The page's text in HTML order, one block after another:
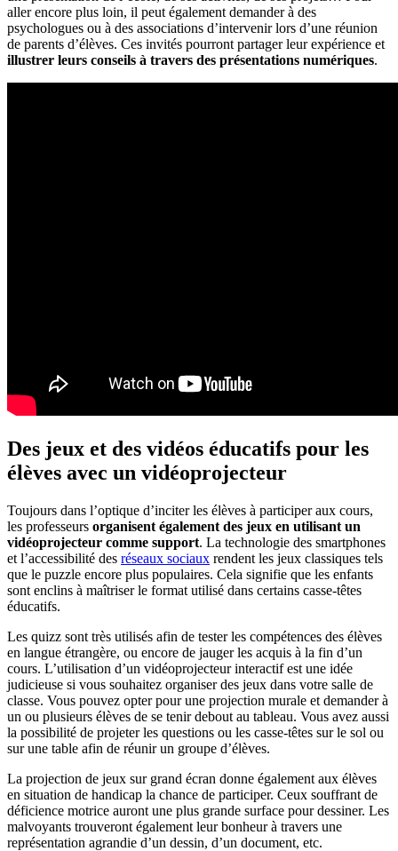
aller encore plus loin, il peut également demander à des
psychologues ou à des associations d’intervenir lors d’une réunion
de parents d’élèves. Ces invités pourront partager leur expérience et
illustrer leurs conseils à travers des présentations numériques.
Des jeux et des vidéos éducatifs pour les
élèves avec un vidéoprojecteur
Toujours dans l’optique d’inciter les élèves à participer aux cours,
les professeurs organisent également des jeux en utilisant un
vidéoprojecteur comme support. La technologie des smartphones
et l’accessibilité des réseaux sociaux rendent les jeux classiques tels
que le puzzle encore plus populaires. Cela signifie que les enfants
sont enclins à maîtriser le format utilisé dans certains casse-têtes
éducatifs.
Les quizz sont très utilisés afin de tester les compétences des élèves
en langue étrangère, ou encore de jauger les acquis à la fin d’un
cours. L’utilisation d’un vidéoprojecteur interactif est une idée
judicieuse si vous souhaitez organiser des jeux dans votre salle de
classe. Vous pouvez opter pour une projection murale et demander à
un ou plusieurs élèves de se tenir debout au tableau. Vous avez aussi
la possibilité de projeter les questions ou les casse-têtes sur le sol ou
sur une table afin de réunir un groupe d’élèves.
La projection de jeux sur grand écran donne également aux élèves
en situation de handicap la chance de participer. Ceux souffrant de
déficience motrice auront une plus grande surface pour dessiner. Les
malvoyants trouveront également leur bonheur à travers une
représentation agrandie d’un dessin, d’un document, etc.